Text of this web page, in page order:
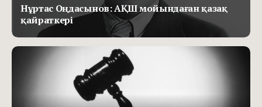
Нұртас Оңдасынов: АҚШ мойындаған қазақ
қайраткері